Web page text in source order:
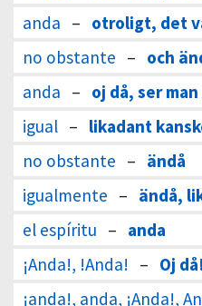
anda – otroligt, det
no obstante – och
anda – oj då, ser man
igual – likadant
no obstante – ändå
igualmente – ändå,
el espíritu – anda
¡Anda!, !Anda! – Oj då!
¡anda!, anda, ¡Anda!,